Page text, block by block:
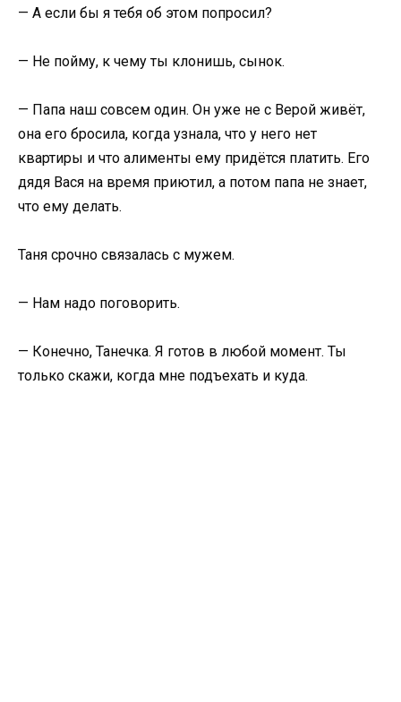
— А если бы я тебя об этом попросил?
— Не пойму, к чему ты клонишь, сынок.
— Папа наш совсем один. Он уже не с Верой живёт,
она его бросила, когда узнала, что у него нет
квартиры и что алименты ему придётся платить. Его
дядя Вася на время приютил, а потом папа не знает,
что ему делать.
Таня срочно связалась с мужем.
— Нам надо поговорить.
— Конечно, Танечка. Я готов в любой момент. Ты
только скажи, когда мне подъехать и куда.